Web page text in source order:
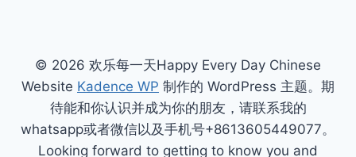
© 2026 欢乐每一天Happy Every Day Chinese
Website Kadence WP 制作的 WordPress 主题。期
待能和你认识并成为你的朋友，请联系我的
whatsapp或者微信以及手机号+8613605449077。
Looking forward to getting to know you and